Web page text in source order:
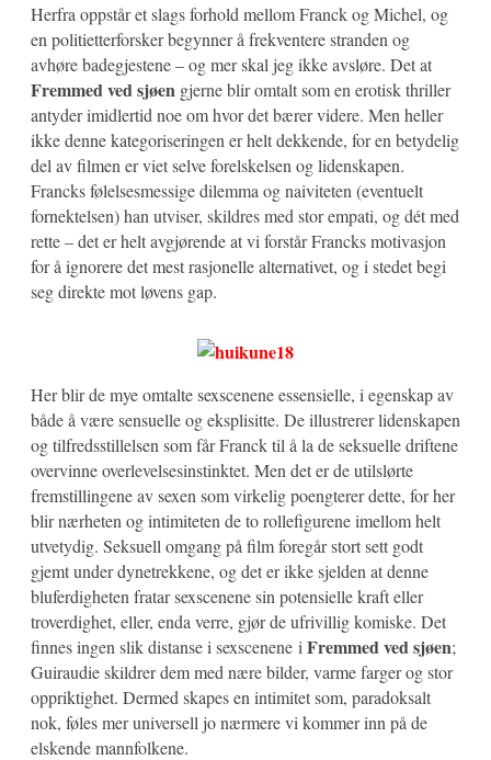
Herfra oppstår et slags forhold mellom Franck og Michel, og
en politietterforsker begynner å frekventere stranden og
avhøre badegjestene – og mer skal jeg ikke avsløre. Det at
Fremmed ved sjøen gjerne blir omtalt som en erotisk thriller
antyder imidlertid noe om hvor det bærer videre. Men heller
ikke denne kategoriseringen er helt dekkende, for en betydelig
del av filmen er viet selve forelskelsen og lidenskapen.
Francks følelsesmessige dilemma og naiviteten (eventuelt
fornektelsen) han utviser, skildres med stor empati, og dét med
rette – det er helt avgjørende at vi forstår Francks motivasjon
for å ignorere det mest rasjonelle alternativet, og i stedet begi
seg direkte mot løvens gap.
Her blir de mye omtalte sexscenene essensielle, i egenskap av
både å være sensuelle og eksplisitte. De illustrerer lidenskapen
og tilfredsstillelsen som får Franck til å la de seksuelle driftene
overvinne overlevelsesinstinktet. Men det er de utilslørte
fremstillingene av sexen som virkelig poengterer dette, for her
blir nærheten og intimiteten de to rollefigurene imellom helt
utvetydig. Seksuell omgang på film foregår stort sett godt
gjemt under dynetrekkene, og det er ikke sjelden at denne
bluferdigheten fratar sexscenene sin potensielle kraft eller
troverdighet, eller, enda verre, gjør de ufrivillig komiske. Det
finnes ingen slik distanse i sexscenene i Fremmed ved sjøen;
Guiraudie skildrer dem med nære bilder, varme farger og stor
oppriktighet. Dermed skapes en intimitet som, paradoksalt
nok, føles mer universell jo nærmere vi kommer inn på de
elskende mannfolkene.